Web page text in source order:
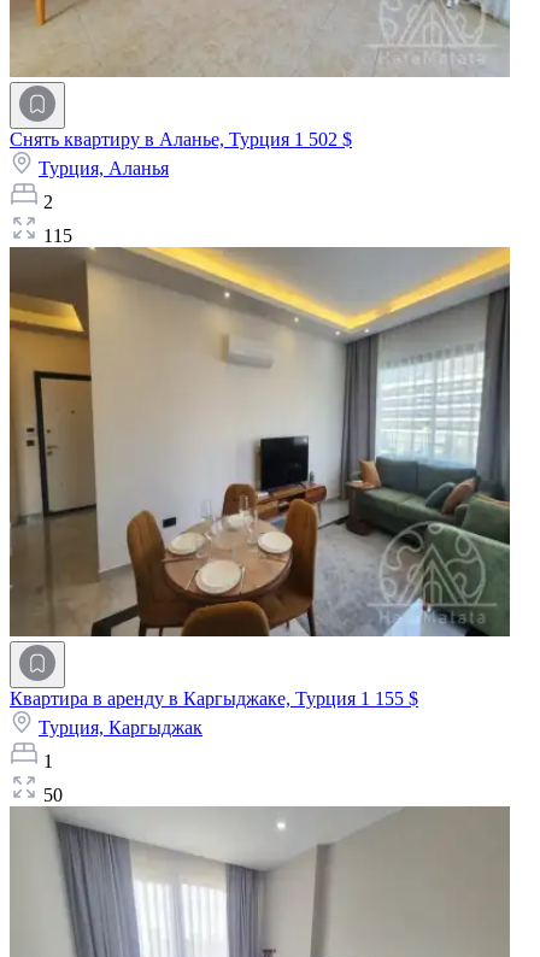
Снять квартиру в Аланье, Турция 1 502 $
Турция, Аланья
2
115
Квартира в аренду в Каргыджаке, Турция 1 155 $
Турция, Каргыджак
1
50